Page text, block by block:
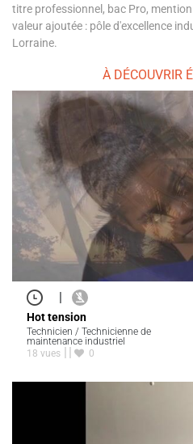
titre professionnel, bac Pro,
valeur ajoutée : pôle d'excellence
Lorraine.
À DÉCOUVRIR
|
Hot tension
Technicien / Technicienne de
maintenance industriel
18 vues
0